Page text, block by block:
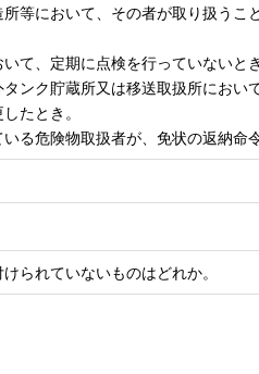
等において、その者が取り扱う
て、定期に点検を行っていないとき
ンク貯蔵所又は移送取扱所におい
たとき。
る危険物取扱者が、免状の返納命
られていないものはどれか。